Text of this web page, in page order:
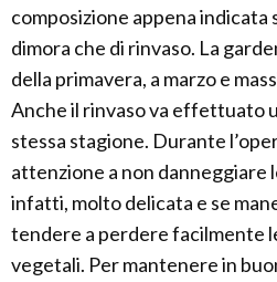
composizione appena indicata
dimora che di rinvaso. La
della primavera, a marzo e
Anche il rinvaso va effettuato
stessa stagione. Durante
attenzione a non danneggiare
infatti, molto delicata e se
tendere a perdere facilmente
vegetali. Per mantenere in